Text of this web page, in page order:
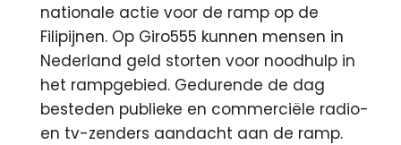
nationale actie voor de ramp op de
Filipijnen. Op Giro555 kunnen mensen in
Nederland geld storten voor noodhulp in
het rampgebied. Gedurende de dag
besteden publieke en commerciële radio-
en tv-zenders aandacht aan de ramp.